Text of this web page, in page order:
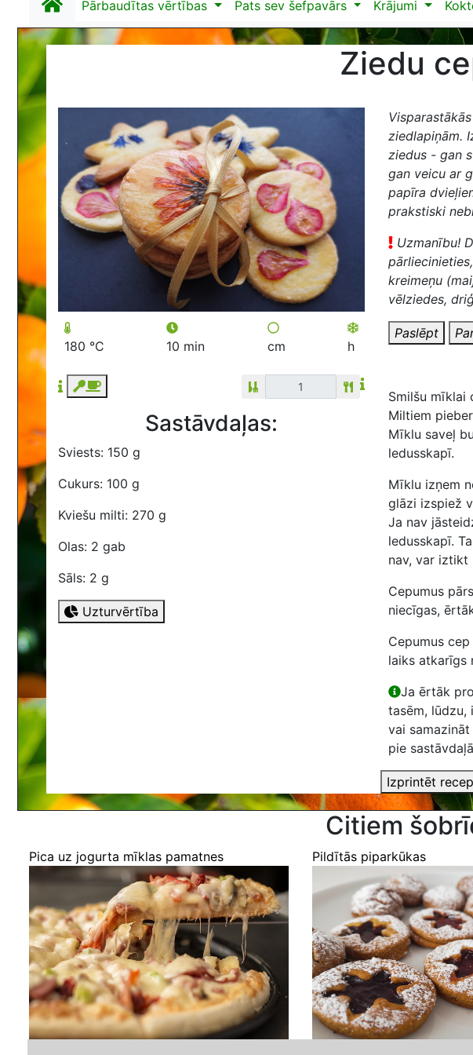
Pārbaudītas vērtības Pats sev šefpavārs Krājumi
Ziedu
180 °C 10 min cm h
Sastāvdaļas:
Sviests: 150 g
Cukurs: 100 g
Kviešu milti: 270 g
Olas: 2 gab
Sāls: 2 g
Uzturvērtība
ziedlapiņām.
ziedus - gan
gan veicu ar
papīra
prakstiski
Uzmanību!
kreimeņu
vēlziedes,
Paslēpt
Smilšu mīklai
Miltiem
Mīklu saveļ
ledusskapī.
Mīklu izņem
glāzi izspiež
Ja nav
ledusskapī.
nav, var iztikt
Cepumus
niecīgas,
Cepumus
laiks atkarīgs
Ja ērtāk
tasēm,
vai
pie
Izprintēt
Citiem
Pica uz jogurta mīklas pamatnes Pildītās piparkūkas